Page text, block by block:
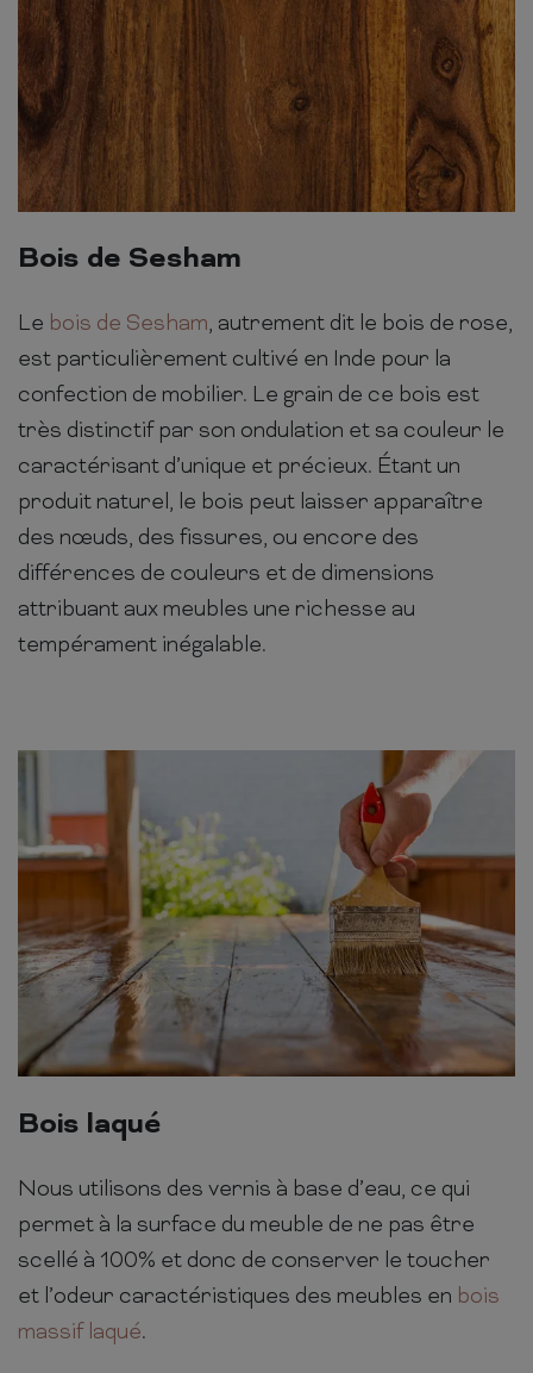
Bois de Sesham
Le bois de Sesham, autrement dit le bois de rose,
est particulièrement cultivé en Inde pour la
confection de mobilier. Le grain de ce bois est
très distinctif par son ondulation et sa couleur le
caractérisant d’unique et précieux. Étant un
produit naturel, le bois peut laisser apparaître
des nœuds, des fissures, ou encore des
différences de couleurs et de dimensions
attribuant aux meubles une richesse au
tempérament inégalable.
Bois laqué
Nous utilisons des vernis à base d’eau, ce qui
permet à la surface du meuble de ne pas être
scellé à 100% et donc de conserver le toucher
et l’odeur caractéristiques des meubles en bois
massif laqué.